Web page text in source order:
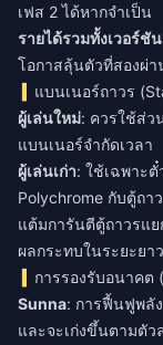
เฟส 2 ได้หากจำเป็น
รายได้รวมทั้งเวอร์ชัน
โอกาสลุ้นตัวที่สองผ่
แบนเนอร์ถาวร
ผู้เล่นใหม่: ควรใช้ส่ว
แบนเนอร์จำกัดเวลา
ผู้เล่นเก่า: ใช้เฉพาะ
Polychrome กับตู้ถา
แต้มการันตีตู้ถาวรแ
ผลกระทบในระยะยาว
การรองรับอนาคต
Sunna: การฟื้นฟูพลั
และจะเก่งขึ้นตามตัว